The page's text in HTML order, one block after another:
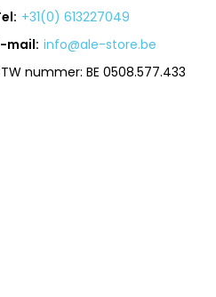
+31(0) 613227049
mail: info@ale-store.be
nummer: BE 0508.577.433